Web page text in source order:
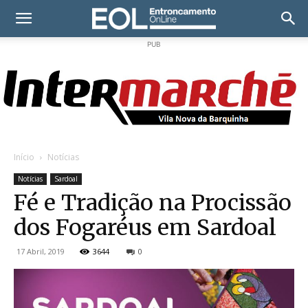
PUB
Início Notícias
Notícias Sardoal
Fé e Tradição na Procissão
dos Fogaréus em Sardoal
17 Abril, 2019 3644 0